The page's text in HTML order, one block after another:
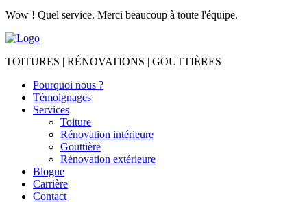
Wow ! Quel service. Merci beaucoup à toute l'équipe.
TOITURES | RÉNOVATIONS | GOUTTIÈRES
Pourquoi nous ?
Témoignages
Services
Toiture
Rénovation intérieure
Gouttière
Rénovation extérieure
Blogue
Carrière
Contact